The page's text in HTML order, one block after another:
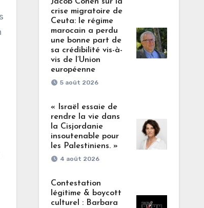
crise migratoire de
Ceuta: le régime
marocain a perdu
une bonne part de
sa crédibilité vis-à-
vis de l’Union
européenne
5 août 2026
« Israël essaie de
rendre la vie dans
la Cisjordanie
insoutenable pour
les Palestiniens. »
4 août 2026
Contestation
légitime & boycott
culturel : Barbara